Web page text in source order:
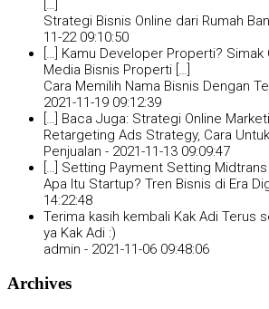
Strategi Bisnis Online dari Rumah
11-22 09:10:50
[…] Kamu Developer Properti?
Media Bisnis Properti […]
Cara Memilih Nama Bisnis Dengan
2021-11-19 09:12:39
[…] Baca Juga: Strategi Online
Retargeting Ads Strategy, Cara
Penjualan - 2021-11-13 09:09:47
[…] Setting Payment Setting Midtrans
Apa Itu Startup? Tren Bisnis di Era
14:22:48
Terima kasih kembali Kak Adi Terus
ya Kak Adi :)
admin - 2021-11-06 09:48:06
Archives